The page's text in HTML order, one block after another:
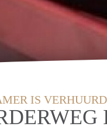
IS VERHUURD